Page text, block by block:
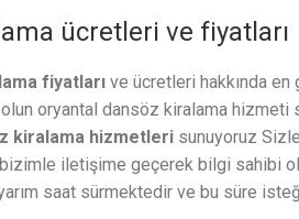
ücretleri ve fiyatları
fiyatları ve ücretleri hakkında
olun oryantal dansöz kiralama hizmeti
kiralama hizmetleri sunuyoruz
iletişime geçerek bilgi sahibi
saat sürmektedir ve bu süre